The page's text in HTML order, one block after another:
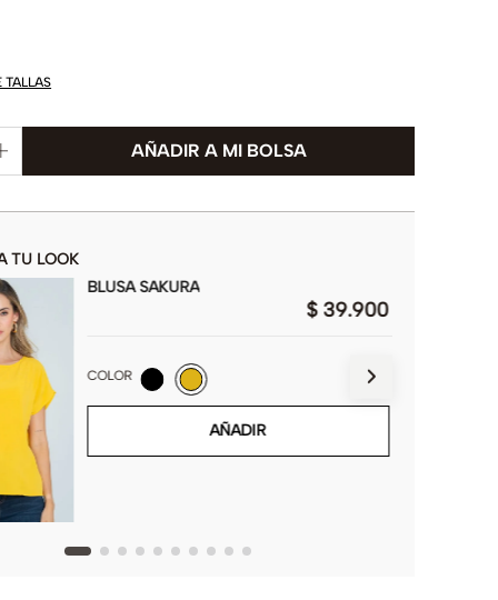
TALLAS
TU LOOK
BLUSA SAKURA
$ 39.900
COLOR
AÑADIR